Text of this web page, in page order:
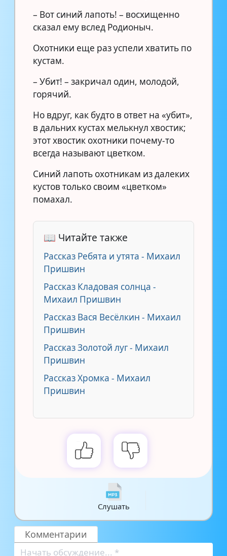
– Вот синий лапоть! – восхищенно
сказал ему вслед Родионыч.
Охотники еще раз успели хватить по
кустам.
– Убит! – закричал один, молодой,
горячий.
Но вдруг, как будто в ответ на «убит»,
в дальних кустах мелькнул хвостик;
этот хвостик охотники почему-то
всегда называют цветком.
Синий лапоть охотникам из далеких
кустов только своим «цветком»
помахал.
📖 Читайте также
Рассказ Ребята и утята - Михаил
Пришвин
Рассказ Кладовая солнца -
Михаил Пришвин
Рассказ Вася Весёлкин - Михаил
Пришвин
Рассказ Золотой луг - Михаил
Пришвин
Рассказ Хромка - Михаил
Пришвин
Слушать
Комментарии